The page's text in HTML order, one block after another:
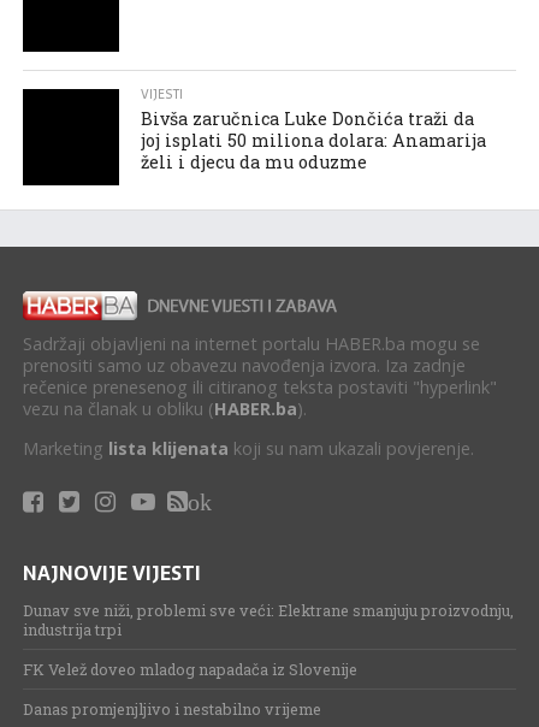
VIJESTI
Bivša zaručnica Luke Dončića traži da
joj isplati 50 miliona dolara: Anamarija
želi i djecu da mu oduzme
Sadržaji objavljeni na internet portalu HABER.ba mogu se
prenositi samo uz obavezu navođenja izvora. Iza zadnje
rečenice prenesenog ili citiranog teksta postaviti "hyperlink"
vezu na članak u obliku (HABER.ba).
Marketing lista klijenata koji su nam ukazali povjerenje.
ok
NAJNOVIJE VIJESTI
Dunav sve niži, problemi sve veći: Elektrane smanjuju proizvodnju,
industrija trpi
FK Velež doveo mladog napadača iz Slovenije
Danas promjenjljivo i nestabilno vrijeme